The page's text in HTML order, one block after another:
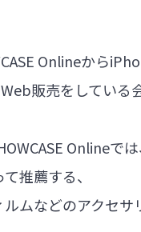
Onlineから
販売をしている
Onlineでは
推薦する、
ムなどのアクセサ